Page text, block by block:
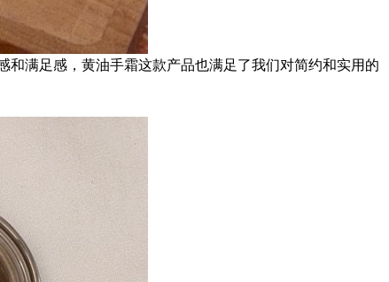
满足感，黄油手霜这款产品也满足了我们对简约和实用的